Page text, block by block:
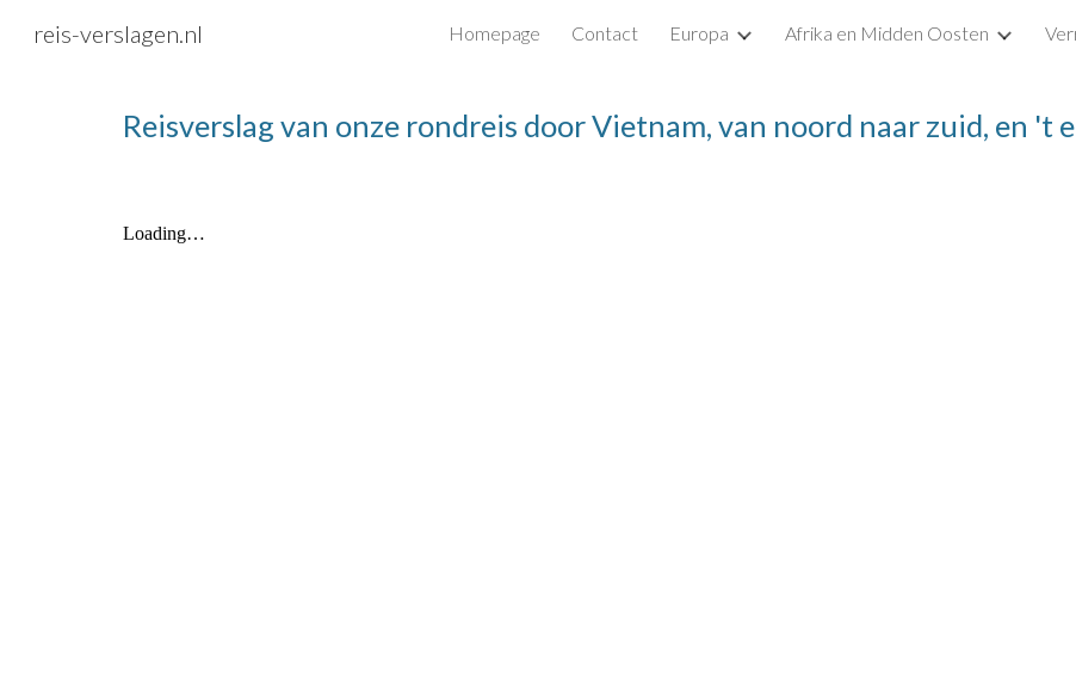
Skip to main content Skip to
reis-verslagen.nl Homepage Contact Europa Afrika en Midden Oosten
Reisverslag van onze rondreis door Vietnam, van noord naar zuid, en 't